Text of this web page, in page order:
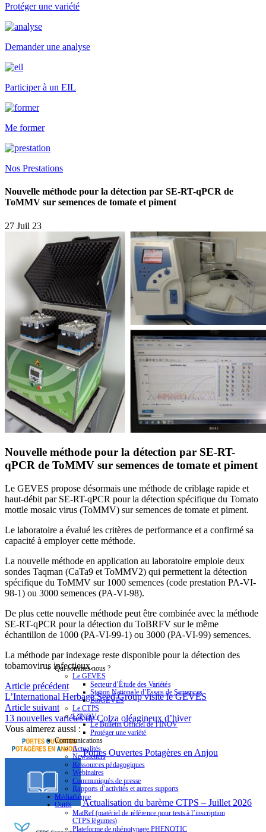
Protéger une variété
Demander une analyse
Participer à un EIL
Me former
Nos Prestations
Nouvelle méthode pour la détection par SE-RT-qPCR de
ToMMV sur semences de tomate et piment
27 Juil 23
Nouvelle méthode pour la détection par SE-RT-
qPCR de ToMMV sur semences de tomate et piment
Le GEVES propose désormais une méthode de criblage rapide et
haut-débit par SE-RT-qPCR pour la détection spécifique du Tomato
mottle mosaic virus (ToMMV) sur semences de tomate et piment.
Le laboratoire a évalué les critères de performance et a confirmé sa
capacité à employer cette méthode.
La nouvelle méthode en application au laboratoire emploie deux
sondes Taqman (CaTa9 et ToMMV2) qui permettent la détection
spécifique du ToMMV sur 1000 semences (code prestation PA-VI-
98-1) ou 3000 semences (PA-VI-98).
De plus cette nouvelle méthode peut être combinée avec la méthode
SE-RT-qPCR pour la détection du ToBRFV sur le même
échantillon de 1000 (PA-VI-99-1) ou 3000 (PA-VI-99) semences.
La méthode par indexage reste disponible pour la détection des
tobamovirus infectieux.
Article précédent
L’International Herbage Seed Group visite le GEVES
Article suivant
13 nouvelles variétés de Colza oléagineux d’hiver
Vous aimerez aussi :
Portes Ouvertes Potagères en Anjou
Actualisation du barème CTPS – Juillet 2026
Qui sommes-nous ?
Le GEVES
Secteur d’Étude des Variétés
Station Nationale d’Essais de Semences
BioGEVES
Le CTPS
L’INOV
Le Bulletin Officiel de l’INOV
Protéger une variété
Communications
Actualités
Newsletters
Ressources pédagogiques
Webinaires
Communiqués de presse
Rapports d’activités et autres supports
Médiathèque
Outils
MatRef (matériel de référence pour tests à l’inscription
CTPS légumes)
Plateforme de phénotypage PHENOTIC